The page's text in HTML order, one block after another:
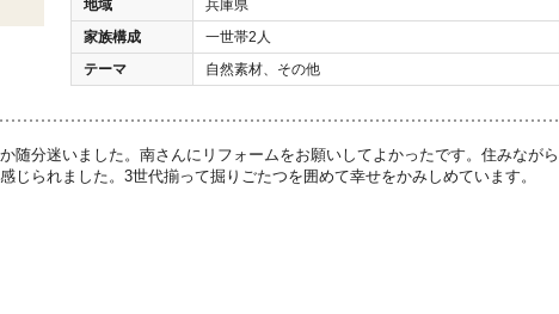
地域
兵庫県
家族構成
一世帯2人
テーマ
自然素材、その他
随分迷いました。南さんにリフォームをお願いしてよかったです。住みながら
じられました。3世代揃って掘りごたつを囲めて幸せをかみしめています。